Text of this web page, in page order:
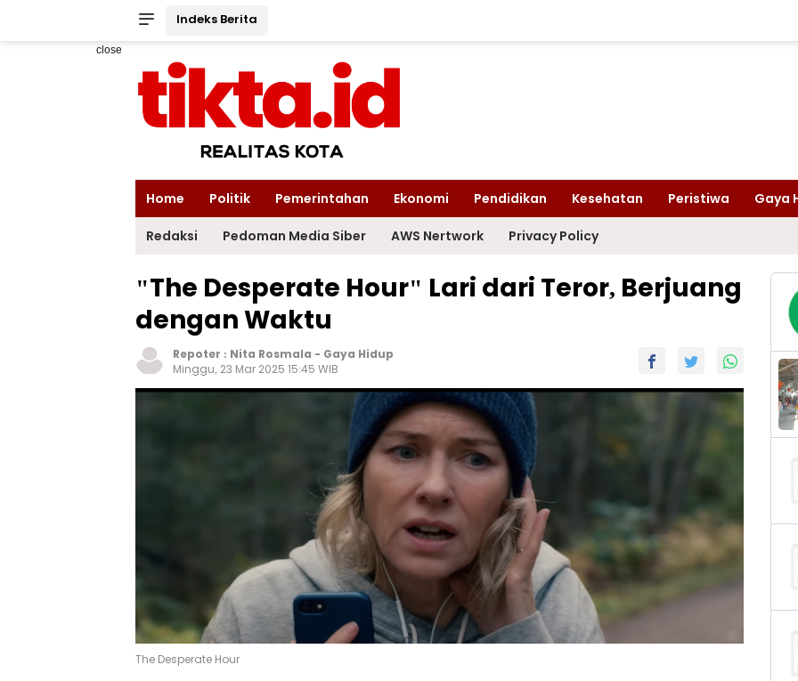
Indeks Berita
close
Home Politik Pemerintahan Ekonomi Pendidikan Kesehatan Peristiwa Gaya
Redaksi Pedoman Media Siber AWS Nertwork Privacy Policy
"The Desperate Hour" Lari dari Teror, Berjuang
dengan Waktu
Repoter : Nita Rosmala - Gaya Hidup
Minggu, 23 Mar 2025 15:45 WIB
The Desperate Hour